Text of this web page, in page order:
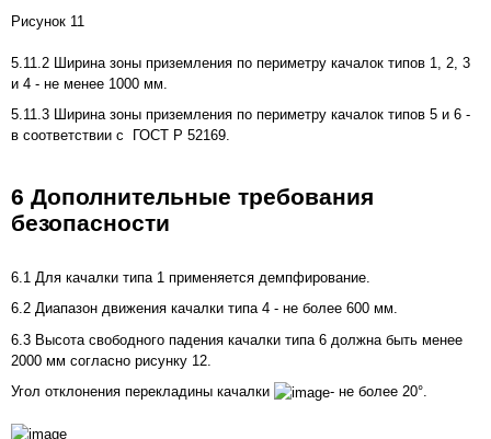
Рисунок 11
5.11.2 Ширина зоны приземления по периметру качалок типов 1, 2, 3
и 4 - не менее 1000 мм.
5.11.3 Ширина зоны приземления по периметру качалок типов 5 и 6 -
в соответствии с ГОСТ Р 52169.
6 Дополнительные требования
безопасности
6.1 Для качалки типа 1 применяется демпфирование.
6.2 Диапазон движения качалки типа 4 - не более 600 мм.
6.3 Высота свободного падения качалки типа 6 должна быть менее
2000 мм согласно рисунку 12
Угол отклонения перекладины качалки
- не более 20°.